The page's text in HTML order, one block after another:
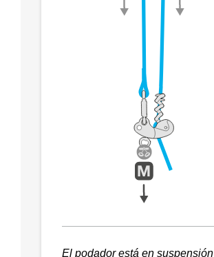
El podador está en suspensión